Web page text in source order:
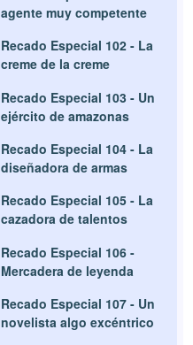
agente muy competente
Recado Especial 102 - La
creme de la creme
Recado Especial 103 - Un
ejército de amazonas
Recado Especial 104 - La
diseñadora de armas
Recado Especial 105 - La
cazadora de talentos
Recado Especial 106 -
Mercadera de leyenda
Recado Especial 107 - Un
novelista algo excéntrico